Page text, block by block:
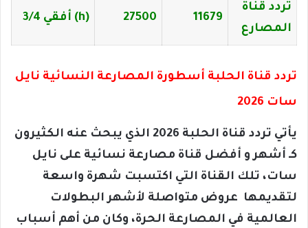
تردد قناة
المصارع
11679
27500 (h) أفقي 3/4
تردد قناة الحلبة أسطورة المصارعة النسائية نايل
سات 2026
يأتي تردد قناة الحلبة 2026 الذي يبحث عنه الكثيرون
كـ أشهر و أفضل قناة مصارعة نسائية على نايل
سات، تلك القناة التي اكتسبت شهرة واسعة
لتقديمها عروض متواصلة لأشهر البطولات
العالمية في المصارعة الحرة، وكان من أهم أسباب